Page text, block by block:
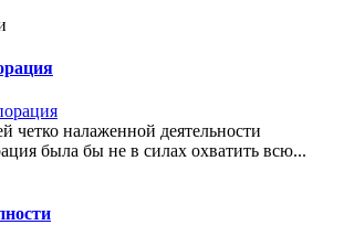
четко налаженной деятельности
была бы не в силах охватить всю...